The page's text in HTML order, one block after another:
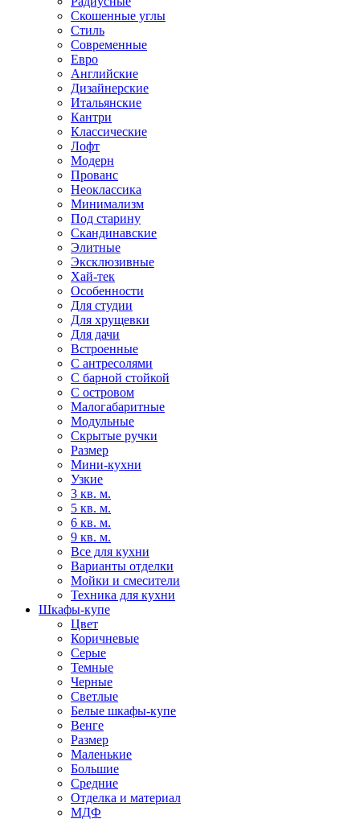
Скошенные углы
Стиль
Современные
Евро
Английские
Дизайнерские
Итальянские
Кантри
Классические
Лофт
Модерн
Прованс
Неоклассика
Минимализм
Под старину
Скандинавские
Элитные
Эксклюзивные
Хай-тек
Особенности
Для студии
Для хрущевки
Для дачи
Встроенные
С антресолями
С барной стойкой
С островом
Малогабаритные
Модульные
Скрытые ручки
Размер
Мини-кухни
Узкие
3 кв. м.
5 кв. м.
6 кв. м.
9 кв. м.
Все для кухни
Варианты отделки
Мойки и смесители
Техника для кухни
Шкафы-купе
Цвет
Коричневые
Серые
Темные
Черные
Светлые
Белые шкафы-купе
Венге
Размер
Маленькие
Большие
Средние
Отделка и материал
МДФ